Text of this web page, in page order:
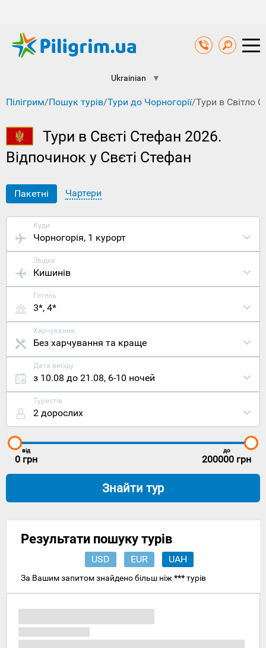
Ukrainian ▼
Пілігрим/Пошук турів/Тури до Чорногорії/Тури в Світло
Тури в Свєті Стефан 2026.
Відпочинок у Свєті Стефан
Пакетні Чартери
Куди
Чорногорія, 1 курорт
Звідки
Кишинів
Готель
3*, 4*
Харчування
Без харчування та краще
Дата виїзду
з 10.08 до 21.08, 6-10 ночей
Туристів
2 дорослих
від
0 грн
до
200000 грн
Знайти тур
Результати пошуку турів
USD EUR UAH
За Вашим запитом знайдено більш ніж ***турів